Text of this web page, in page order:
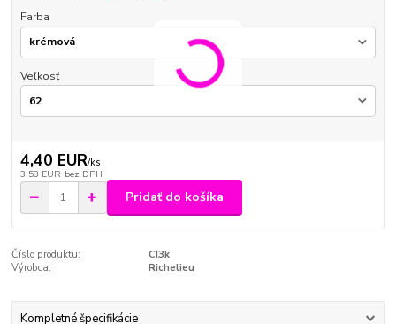
Farba
Veľkosť
4,40 EUR/ks
3,58 EUR bez DPH
Pridať do košíka
Číslo produktu:
CI3k
Výrobca:
Richelieu
Kompletné špecifikácie